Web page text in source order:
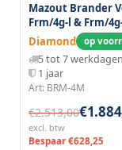
Mazout Brander
Frm/4g-l & Frm/
Diamond
op
5 tot 7 werkdagen
1 jaar
Art: BRM-4M
€2.513,00
excl. btw
Bespaar €628,25